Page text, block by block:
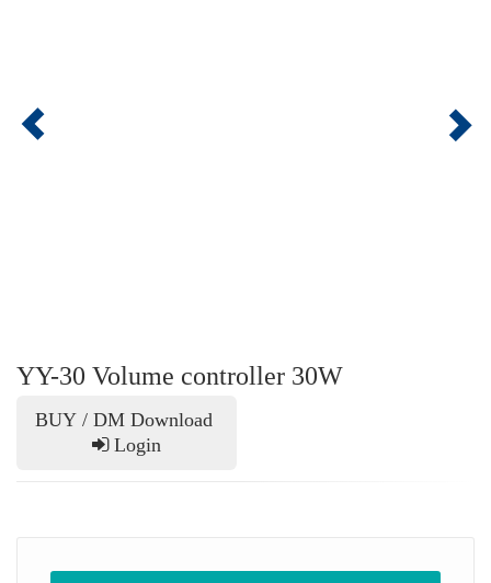
YY-30 Volume controller 30W
BUY / DM Download
Login